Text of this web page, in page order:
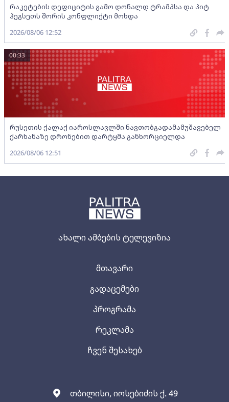
ახალი ამბების ტელევიზია
თბილისი, იოსებიძის ქ. 49
მთავარი
გადაცემები
პროგრამა
რეკლამა
ჩვენ შესახებ
რაკეტების დეფიციტის გამო დონალდ ტრამპსა და პიტ
ჰეგსეთს შორის კონფლიქტი მოხდა
2026/08/06 12:52
რუსეთის ქალაქ იაროსლავლში ნავთობგადამამუშავებელ
ქარხანაზე დრონებით დარტყმა განხორციელდა
00:33
2026/08/06 12:51